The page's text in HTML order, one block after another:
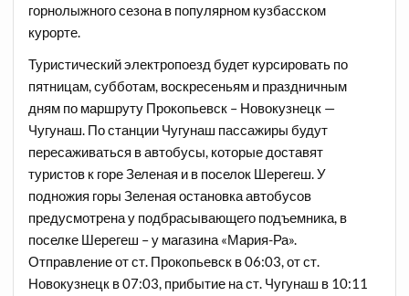
горнолыжного сезона в популярном кузбасском
курорте.
Туристический электропоезд будет курсировать по
пятницам, субботам, воскресеньям и праздничным
дням по маршруту Прокопьевск – Новокузнецк —
Чугунаш. По станции Чугунаш пассажиры будут
пересаживаться в автобусы, которые доставят
туристов к горе Зеленая и в поселок Шерегеш. У
подножия горы Зеленая остановка автобусов
предусмотрена у подбрасывающего подъемника, в
поселке Шерегеш – у магазина «Мария-Ра».
Отправление от ст. Прокопьевск в 06:03, от ст.
Новокузнецк в 07:03, прибытие на ст. Чугунаш в 10:11